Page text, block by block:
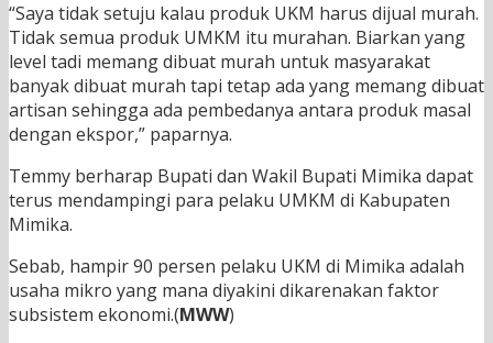
“Saya tidak setuju kalau produk UKM harus dijual murah.
Tidak semua produk UMKM itu murahan. Biarkan yang
level tadi memang dibuat murah untuk masyarakat
banyak dibuat murah tapi tetap ada yang memang dibuat
artisan sehingga ada pembedanya antara produk masal
dengan ekspor,” paparnya.
Temmy berharap Bupati dan Wakil Bupati Mimika dapat
terus mendampingi para pelaku UMKM di Kabupaten
Mimika.
Sebab, hampir 90 persen pelaku UKM di Mimika adalah
usaha mikro yang mana diyakini dikarenakan faktor
subsistem ekonomi.(MWW)